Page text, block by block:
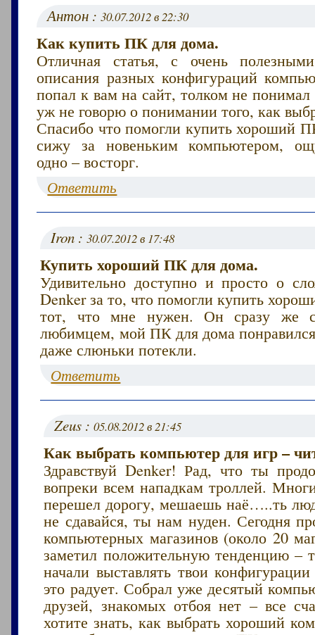
Антон :30.07.2012 в 22:30
Как купить ПК для дома.
Отличная статья, с очень
описания разных конфигураций
попал к вам на сайт, толком не
уж не говорю о понимании того, как
Спасибо что помогли купить хороший
сижу за новеньким компьютером,
одно – восторг.
Ответить
Iron :30.07.2012 в 17:48
Купить хороший ПК для дома.
Удивительно доступно и просто о
Denker за то, что помогли купить
тот, что мне нужен. Он сразу же
любимцем, мой ПК для дома
даже слюньки потекли.
Ответить
Zeus :05.08.2012 в 21:45
Как выбрать компьютер для игр –
Здравствуй Denker! Рад, что ты
вопреки всем нападкам троллей.
перешел дорогу, мешаешь наё…..ть
не сдавайся, ты нам нуден. Сегодня
компьютерных магазинов (около 20
заметил положительную тенденцию –
начали выставлять твои
это радует. Собрал уже десятый
друзей, знакомых отбоя нет – все
хотите знать, как выбрать хороший